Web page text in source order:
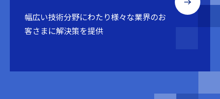
幅広い技術分野にわたり様々な業界のお
客さまに解決策を提供